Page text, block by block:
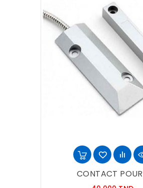
CONTACT